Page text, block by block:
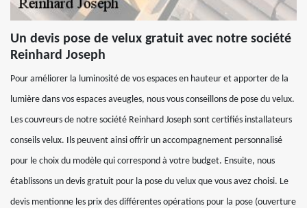
Un devis pose de velux gratuit avec notre société
Reinhard Joseph
Pour améliorer la luminosité de vos espaces en hauteur et apporter de la
lumière dans vos espaces aveugles, nous vous conseillons de pose du velux.
Les couvreurs de notre société Reinhard Joseph sont certifiés installateurs
conseils velux. Ils peuvent ainsi offrir un accompagnement personnalisé
pour le choix du modèle qui correspond à votre budget. Ensuite, nous
établissons un devis gratuit pour la pose du velux que vous avez choisi. Le
devis mentionne les prix des différentes opérations pour la pose (ouverture